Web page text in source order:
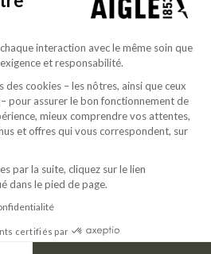
© 2026 Aigle
company since 2020
interaction avec le même soin que
et responsabilité.
des cookies – les nôtres, ainsi que ceux
pour assurer le bon fonctionnement de
mieux comprendre vos attentes,
et offres qui vous correspondent, sur
par la suite, cliquez sur le lien
dans le pied de page.
certifiés par